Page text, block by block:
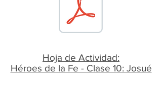
Hoja de Actividad:
​Héroes de la Fe - Clase 10: Josué